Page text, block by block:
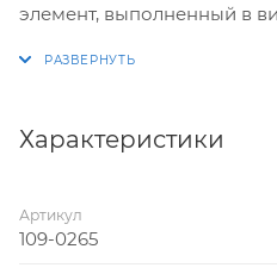
элемент, выполненный в
Характеристики
Артикул
109-0265